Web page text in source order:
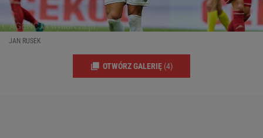
JAN RUSEK
OTWÓRZ GALERIĘ (4)